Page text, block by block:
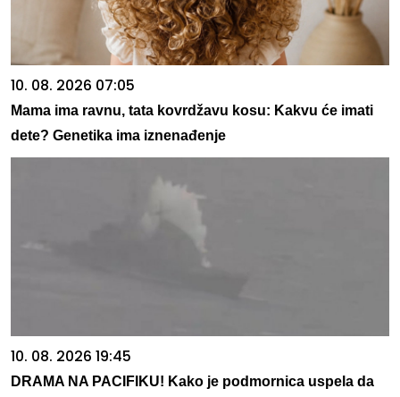
10. 08. 2026 07:05
Mama ima ravnu, tata kovrdžavu kosu: Kakvu će imati
dete? Genetika ima iznenađenje
10. 08. 2026 19:45
DRAMA NA PACIFIKU! Kako je podmornica uspela da